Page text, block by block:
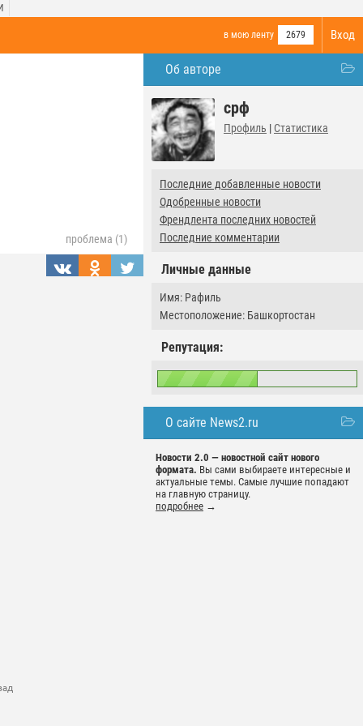
Вход
в мою ленту 2679
Об авторе
срф
Профиль | Статистика
Последние добавленные новости
Одобренные новости
Френдлента последних новостей
Последние комментарии
Личные данные
Имя: Рафиль
Местоположение: Башкортостан
Репутация:
О сайте News2.ru
Новости 2.0 — новостной сайт нового
формата. Вы сами выбираете интересные и
актуальные темы. Самые лучшие попадают
на главную страницу.
подробнее →
проблема (1)